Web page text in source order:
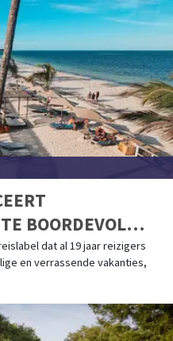
BOORDEVOL
dat al 19 jaar reizigers
en verrassende vakanties,